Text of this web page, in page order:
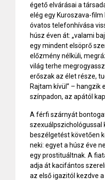
égető elvárásai a
elég egy Kuroszava-
óvatos telefonhívása
húsz éven át: „valami
egy mindent elsöprő
előzmény nélküli,
világ terhe
erőszak az élet része,
Rajtam kívül” – hangzik
színpadon, az apától
A férfi szárnyát
szexuálpszichológussal
beszélgetést követően
neki: egyet a húsz éve
egy prostituáltnak. A
adja át kacifántos
az első igazitól kezdve